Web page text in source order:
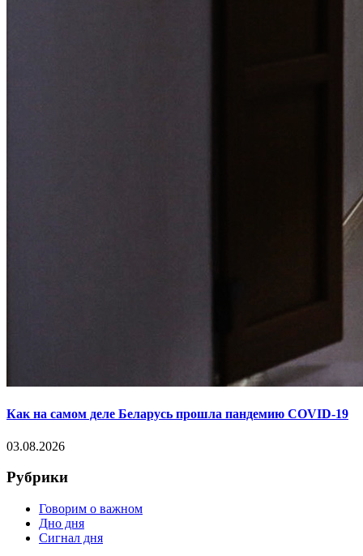
Как на самом деле Беларусь прошла пандемию COVID-19
03.08.2026
Рубрики
Говорим о важном
Дно дня
Сигнал дня